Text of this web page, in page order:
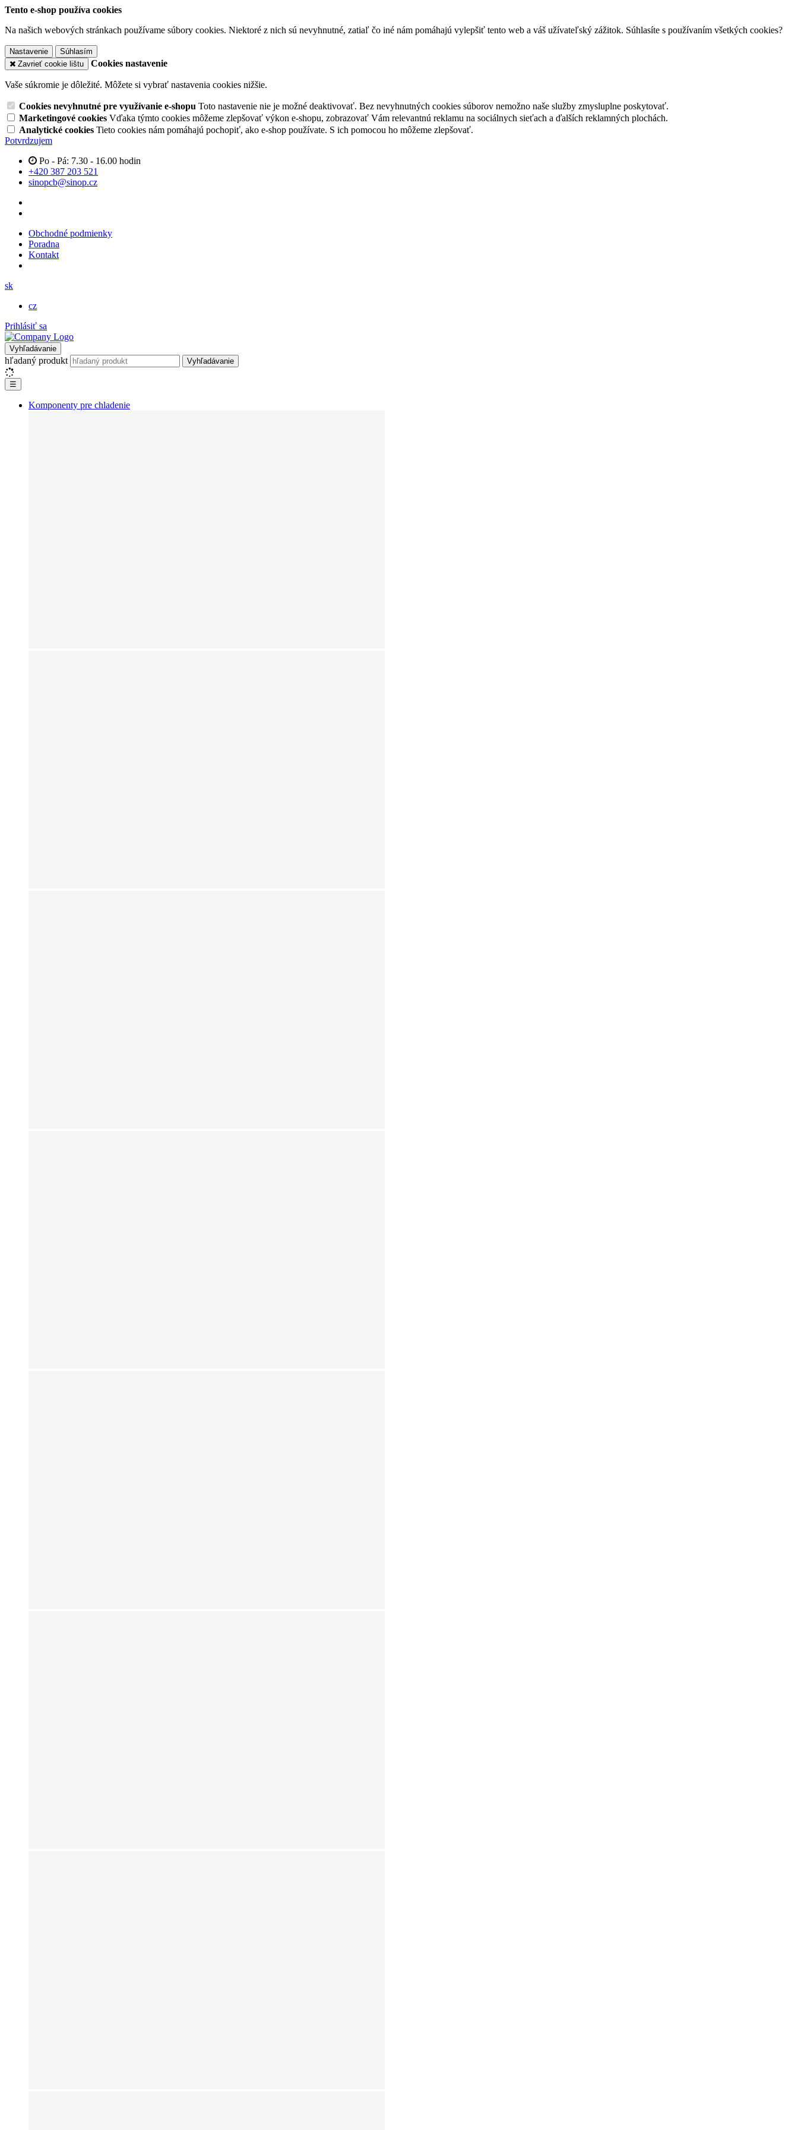
Tento e-shop používa cookies
Na našich webových stránkach používame súbory cookies. Niektoré z nich sú nevyhnutné, zatiaľ čo iné nám pomáhajú vylepšiť tento web a váš užívateľský zážitok. Súhlasíte s používaním všetkých cookies?
Nastavenie
Súhlasím
Zavrieť cookie lištu
Cookies nastavenie
Vaše súkromie je dôležité. Môžete si vybrať nastavenia cookies nižšie.
Cookies nevyhnutné pre využívanie e-shopu Toto nastavenie nie je možné deaktivovať. Bez nevyhnutných cookies súborov nemožno naše služby zmysluplne poskytovať.
Marketingové cookies Vďaka týmto cookies môžeme zlepšovať výkon e-shopu, zobrazovať Vám relevantnú reklamu na sociálnych sieťach a ďalších reklamných plochách.
Analytické cookies Tieto cookies nám pomáhajú pochopiť, ako e-shop používate. S ich pomocou ho môžeme zlepšovať.
Potvrdzujem
Po - Pá: 7.30 - 16.00 hodin
+420 387 203 521
sinopcb@sinop.cz
Obchodné podmienky
Poradna
Kontakt
sk
cz
Prihlásiť sa
Vyhľadávanie
hľadaný produkt Vyhľadávanie
☰
Komponenty pre chladenie